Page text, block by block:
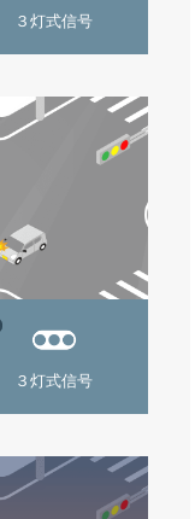
３灯式信号
３灯式信号